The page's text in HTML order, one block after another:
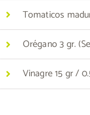
Tomaticos
Orégano 3 gr.
Vinagre 15 gr /